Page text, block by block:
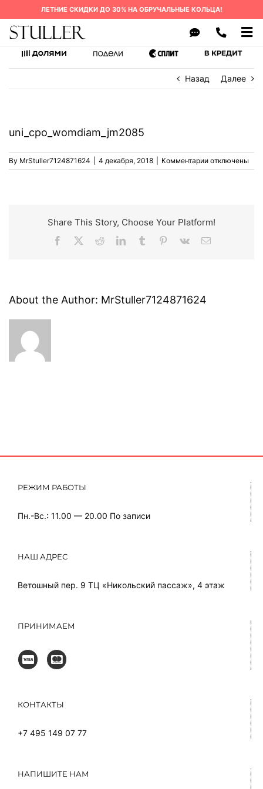
to
content
ЛЕТНИЕ СКИДКИ ДО 30% НА ОБРУЧАЛЬНЫЕ КОЛЬЦА!
ОБРУЧАЛЬНЫЕ КОЛЬЦА
СРОК ИЗГОТОВЛЕНИЯ
ГАРАНТИЯ
КОНТАКТЫ
Назад Далее
uni_cpo_womdiam_jm2085
By MrStuller7124871624 4 декабря, 2018 Комментариик
записи
отключены
Share This Story, Choose Your Platform!
Facebook RedditLinkedInTumblr Pinterest
Vk Email
About the Author: MrStuller7124871624
РЕЖИМ РАБОТЫ
Пн.-Вс.: 11.00 — 20.00 По записи
НАШ АДРЕС
Ветошный пер. 9 ТЦ «Никольский пассаж», 4 этаж
ПРИНИМАЕМ
КОНТАКТЫ
+7 495 149 07 77
НАПИШИТЕ НАМ